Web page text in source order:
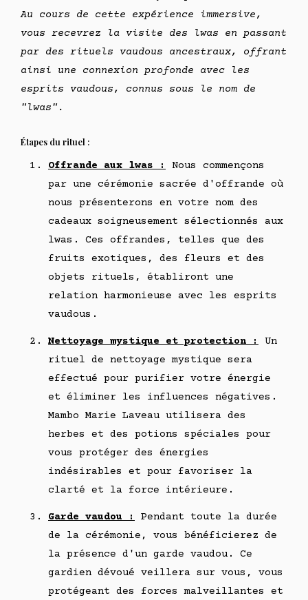
Au cours de cette expérience immersive,
vous recevrez la visite des lwas en passant
par des rituels vaudous ancestraux, offrant
ainsi une connexion profonde avec les
esprits vaudous, connus sous le nom de
"lwas".
Étapes du rituel :
Offrande aux lwas :
Nous commençons
par une cérémonie sacrée d'offrande où
nous présenterons en votre nom des
cadeaux soigneusement sélectionnés aux
lwas. Ces offrandes, telles que des
fruits exotiques, des fleurs et des
objets rituels, établiront une
relation harmonieuse avec les esprits
vaudous.
Nettoyage mystique et protection :
Un
rituel de nettoyage mystique sera
effectué pour purifier votre énergie
et éliminer les influences négatives.
Mambo Marie Laveau utilisera des
herbes et des potions spéciales pour
vous protéger des énergies
indésirables et pour favoriser la
clarté et la force intérieure.
Garde vaudou :
Pendant toute la durée
de la cérémonie, vous bénéficierez de
la présence d'un garde vaudou. Ce
gardien dévoué veillera sur vous, vous
protégeant des forces malveillantes et